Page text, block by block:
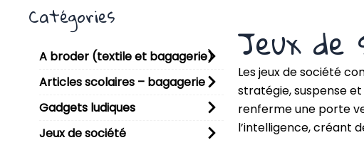
Catégories
A broder (textile et bagagerie)
Articles scolaires – bagagerie
Gadgets ludiques
Jeux de société
Jeux de
Les jeux de société
stratégie, suspense
renferme une porte
l’intelligence, créant